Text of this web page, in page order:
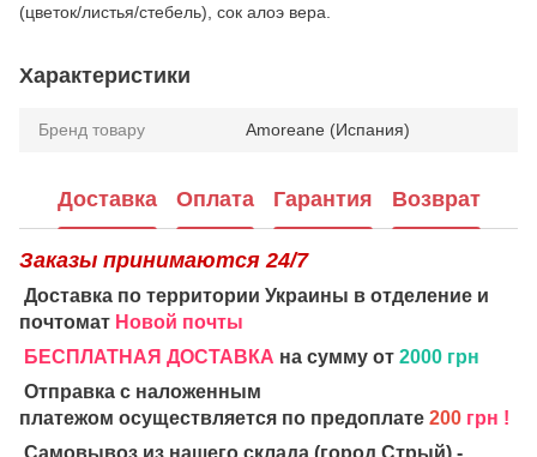
(цветок/листья/стебель), сок алоэ вера.
Характеристики
Бренд товару Amoreane (Испания)
Доставка Оплата Гарантия Возврат
Заказы принимаются 24/7
Доставка по территории Украины в отделение и
почтомат Новой почты
БЕСПЛАТНАЯ ДОСТАВКА на сумму от 2000 грн
Отправка с наложенным
платежом осуществляется по предоплате 200 грн !
Самовывоз из нашего склада (город Стрый) -